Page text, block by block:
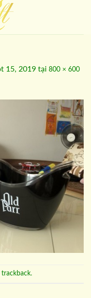
15, 2019 tại 800 × 600
trackback.